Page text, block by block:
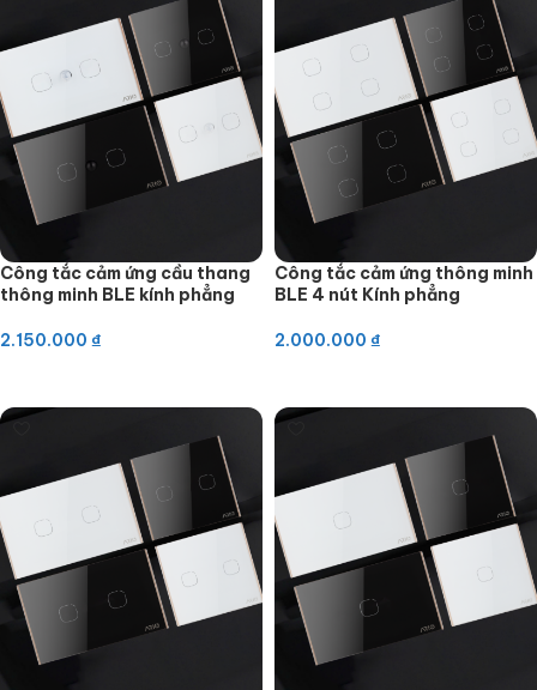
Công tắc cảm ứng cầu thang
thông minh BLE kính phẳng
2.150.000 ₫
Công tắc cảm ứng thông minh
BLE 4 nút Kính phẳng
2.000.000 ₫